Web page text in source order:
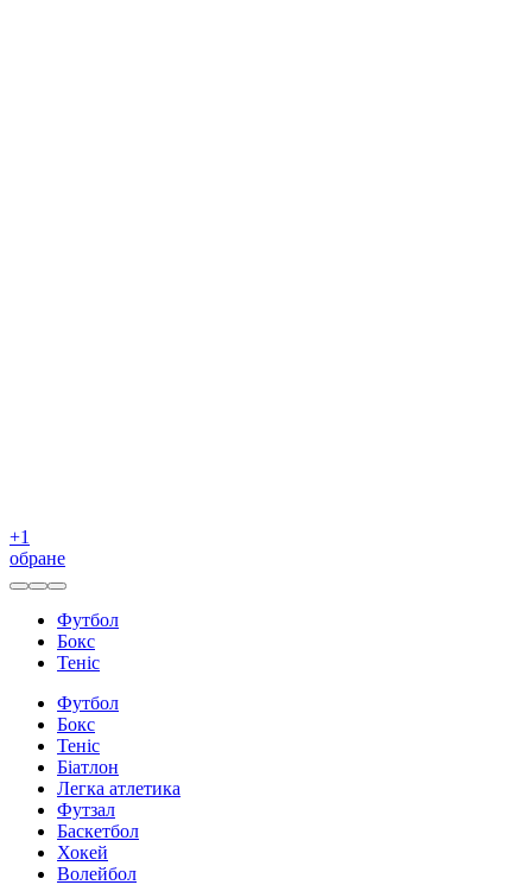
+1
обране
Футбол
Бокс
Теніс
Футбол
Бокс
Теніс
Біатлон
Легка атлетика
Футзал
Баскетбол
Хокей
Волейбол